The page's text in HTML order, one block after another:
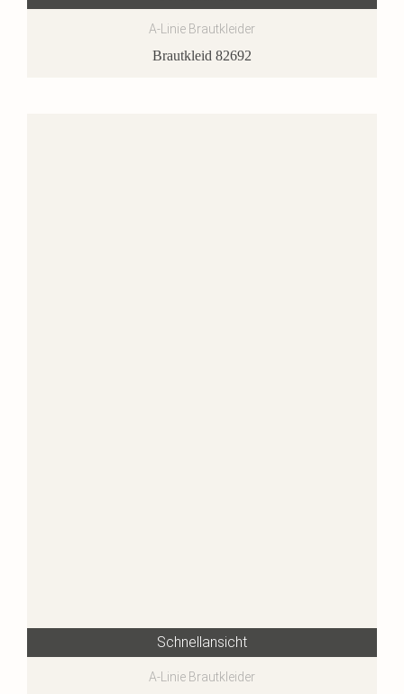
A-Linie Brautkleider
Brautkleid 82692
Schnellansicht
A-Linie Brautkleider